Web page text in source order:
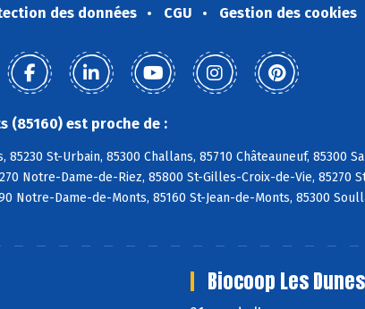
des données CGU Gestion des cookies
(85160) est proche de :
85230 St-Urbain, 85300 Challans, 85710 Châteauneuf, 85300
Notre-Dame-de-Riez, 85800 St-Gilles-Croix-de-Vie, 85270
Notre-Dame-de-Monts, 85160 St-Jean-de-Monts, 85300
Biocoop Les Dunes